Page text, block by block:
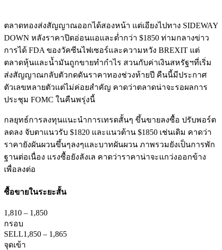
ตลาดทองส่งสัญญาณออกได้สองหน้า แต่เอียงไปทาง SIDEWAY
DOWN หลังราคาปิดอ่อนแอและต่ำกว่า $1850 ท่ามกลางข่าว
การได้ FDA ของวัคซีนไฟเซอร์และความหวัง BREXIT แต่
ตลาดหุ้นและน้ำมันถูกขายทำกำไร สวนกับค่าเงินสหรัฐฯที่เริ่ม
ส่งสัญญาณกลับตัวกดดันราคาทองช่วงท้ายปี คืนนี้มีประกาศ
ตัวเลขหลายตัวแต่ไม่ค่อยสำคัญ คาดว่าตลาดน่าจะรอผลการ
ประชุม FOMC ในคืนพรุ่งนี้
กลยุทธ์การลงทุนแนะนำการเทรดสั้นๆ ขึ้นขายลงซื้อ ปรับพอร์ต
ลดลง จับตาแนวรับ $1820 และแนวต้าน $1850 เช่นเดิม คาดว่า
ราคายังผันผวนขึ้นๆลงๆและบาทผันผวน ภาพรวมยังเป็นการพัก
ฐานต่อเนื่อง แรงซื้อยังลังเล คาดว่าราคาน่าจะแกว่งออกข้าง
เพื่อลงต่อ
ซื้อขายในระยะสั้น
1,810 – 1,850
กรอบ
SELL1,850 – 1,865
จุดเข้า